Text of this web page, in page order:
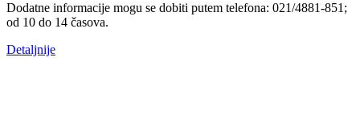
Dodatne informacije mogu se dobiti putem telefona: 021/4881-851;
od 10 do 14 časova.
Detaljnije